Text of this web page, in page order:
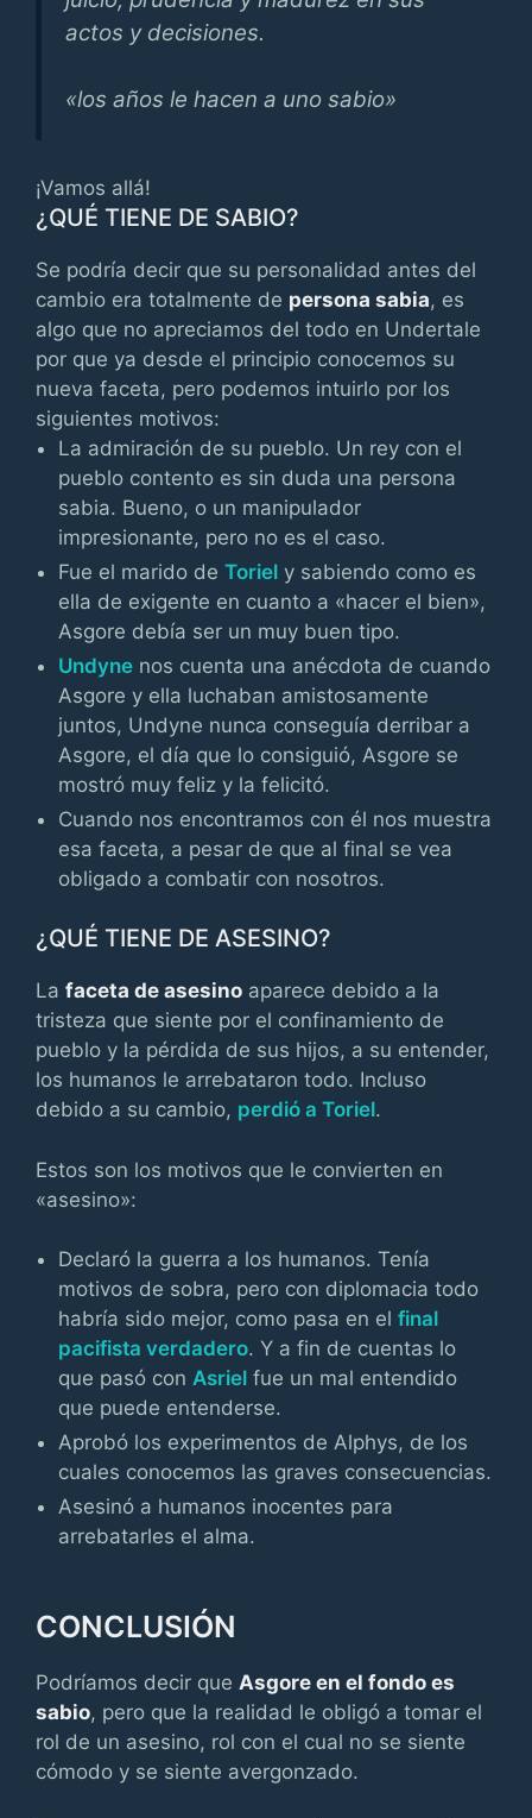
actos y decisiones.
«los años le hacen a uno sabio»
¡Vamos allá!
¿QUÉ TIENE DE SABIO?
Se podría decir que su personalidad antes del
cambio era totalmente de persona sabia, es
algo que no apreciamos del todo en Undertale
por que ya desde el principio conocemos su
nueva faceta, pero podemos intuirlo por los
siguientes motivos:
La admiración de su pueblo. Un rey con el
pueblo contento es sin duda una persona
sabia. Bueno, o un manipulador
impresionante, pero no es el caso.
Fue el marido deToriel y sabiendo como es
ella de exigente en cuanto a «hacer el bien»,
Asgore debía ser un muy buen tipo.
Undyne nos cuenta una anécdota de cuando
Asgore y ella luchaban amistosamente
juntos, Undyne nunca conseguía derribar a
Asgore, el día que lo consiguió, Asgore se
mostró muy feliz y la felicitó.
Cuando nos encontramos con él nos muestra
esa faceta, a pesar de que al final se vea
obligado a combatir con nosotros.
¿QUÉ TIENE DE ASESINO?
La faceta de asesino aparece debido a la
tristeza que siente por el confinamiento de
pueblo y la pérdida de sus hijos, a su entender,
los humanos le arrebataron todo. Incluso
debido a su cambio, perdió a Toriel.
Estos son los motivos que le convierten en
«asesino»:
Declaró la guerra a los humanos. Tenía
motivos de sobra, pero con diplomacia todo
habría sido mejor, como pasa en elfinal
pacifista verdadero. Y a fin de cuentas lo
que pasó conAsriel fue un mal entendido
que puede entenderse.
Aprobó los experimentos de Alphys, de los
cuales conocemos las graves consecuencias.
Asesinó a humanos inocentes para
arrebatarles el alma.
CONCLUSIÓN
Podríamos decir que Asgore en el fondo es
sabio, pero que la realidad le obligó a tomar el
rol de un asesino, rol con el cual no se siente
cómodo y se siente avergonzado.